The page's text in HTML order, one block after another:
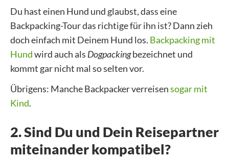
Du hast einen Hund und glaubst, dass eine
Backpacking-Tour das richtige für ihn ist? Dann zieh
doch einfach mit Deinem Hund los. Backpacking mit
Hundwird auch als Dogpackingbezeichnet und
kommt gar nicht mal so selten vor.
Übrigens: Manche Backpacker verreisensogar mit
Kind.
2. Sind Du und Dein Reisepartner
miteinander kompatibel?